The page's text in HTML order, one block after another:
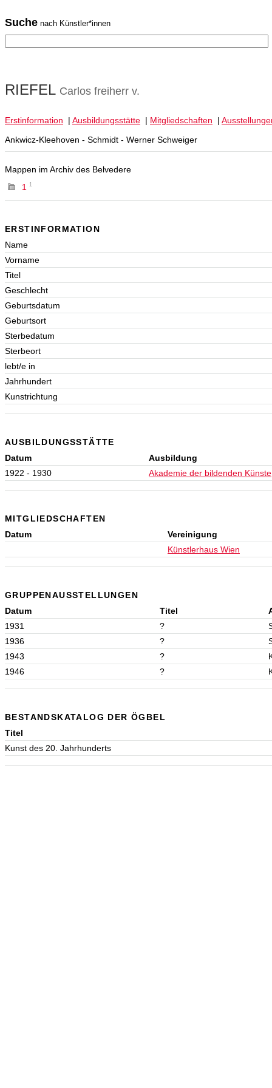
Suche nach Künstler*innen
RIEFEL Carlos freiherr v.
Erstinformation | Ausbildungsstätte | Mitgliedschaften |
Ankwicz-Kleehoven - Schmidt - Werner Schweiger
Mappen im Archiv des Belvedere
1
1
ERSTINFORMATION
Name
Vorname
Titel
Geschlecht
Geburtsdatum
Geburtsort
Sterbedatum
Sterbeort
lebt/e in
Jahrhundert
Kunstrichtung
AUSBILDUNGSSTÄTTE
Datum
Ausbildung
1922 - 1930
Akademie der bildenden
MITGLIEDSCHAFTEN
Datum
Vereinigung
Künstlerhaus Wien
GRUPPENAUSSTELLUNGEN
Datum
Titel
1931
?
1936
?
1943
?
1946
?
BESTANDSKATALOG DER ÖGBEL
Titel
Kunst des 20. Jahrhunderts